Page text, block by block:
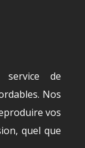
de
Nos
vos
quel que